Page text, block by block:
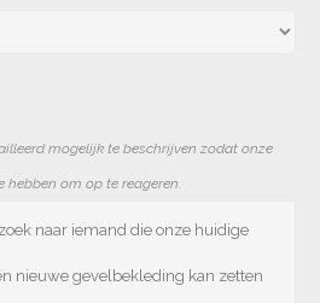
mogelijk te beschrijven zodat onze
om op te reageren.